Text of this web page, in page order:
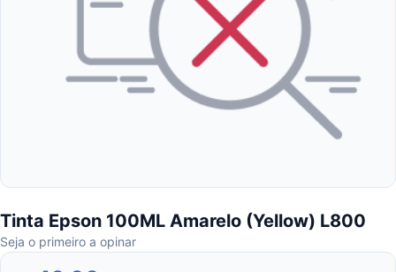
Tinta Epson 100ML Amarelo (Yellow) L800
Seja o primeiro a opinar